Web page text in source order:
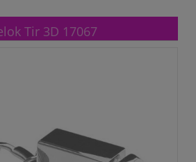
Tir 3D 17067